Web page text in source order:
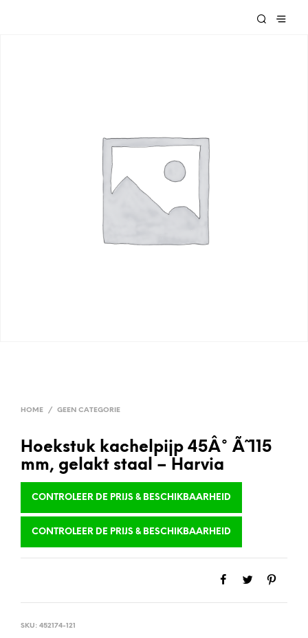
HOME / GEEN CATEGORIE
Hoekstuk kachelpijp 45Â° Ã˜ 115
mm, gelakt staal – Harvia
CONTROLEER DE PRIJS & BESCHIKBAARHEID
CONTROLEER DE PRIJS & BESCHIKBAARHEID
SKU: 452174-121